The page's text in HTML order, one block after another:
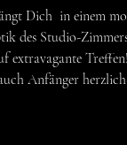
Dich  in einem
des Studio-
extravagante Treffen!
Anfänger